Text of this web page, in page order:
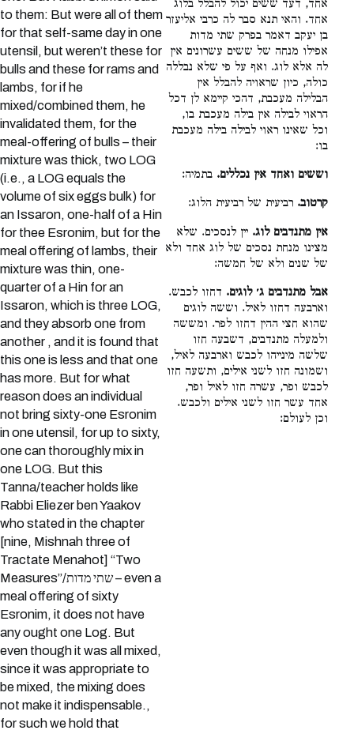
to them: But were all of them
for that self-same day in one
utensil, but weren’t these for
bulls and these for rams and
lambs, for if he
mixed/combined them, he
invalidated them, for the
meal-offering of bulls – their
mixture was thick, two LOG
(i.e., a LOG equals the
volume of six eggs bulk) for
an Issaron, one-half of a Hin
for thee Esronim, but for the
meal offering of lambs, their
mixture was thin, one-
quarter of a Hin for an
Issaron, which is three LOG,
and they absorb one from
another , and it is found that
this one is less and that one
has more. But for what
reason does an individual
not bring sixty-one Esronim
in one utensil, for up to sixty,
one can thoroughly mix in
one LOG. But this
Tanna/teacher holds like
Rabbi Eliezer ben Yaakov
who stated in the chapter
[nine, Mishnah three of
Tractate Menahot] “Two
Measures”/שתי מדות – even a
meal offering of sixty
Esronim, it does not have
any ought one Log. But
even though it was all mixed,
since it was appropriate to
be mixed, the mixing does
not make it indispensable.,
for such we hold that
אחד, דעד ששים יכול להבלל בלוג
אחד. והאי תנא סבר לה כרבי אליעזר
בן יעקב דאמר בפרק שתי מדות
אפילו מנחה של ששים עשרונים אין
לה אלא לוג. ואף על פי שלא נבללה
כולה, כיון שראויה להבלל אין
הבלילה מעכבת, דהכי קיימא לן דכל
הראוי לבילה אין בילה מעכבת בו,
וכל שאינו ראוי לבילה בילה מעכבת
בו:
וששים ואחד אין נכללים. בתמיה:
קרטוב. רביעית של רביעית הלוג:
אין מתנדבים לוג. יין לנסכים. שלא
מצינו מנחת נסכים של לוג אחד ולא
של שנים ולא של חמשה:
אבל מתנדבים ג׳ לוגים. דחזו לכבש.
וארבעה דחזו לאיל. וששה לוגים
שהוא חצי ההין דחזו לפר. ומששה
ולמעלה מתנדבים, דשבעה חזו
שלשה מינייהו לכבש וארבעה לאיל,
ושמונה חזו לשני אילים, ותשעה חזו
לכבש ופר, עשרה חזו לאיל ופר,
אחד עשר חזו לשני אילים ולכבש.
וכן לעולם: